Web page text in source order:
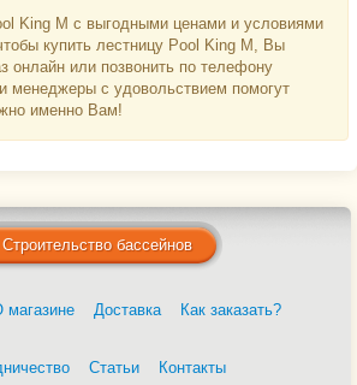
лестниц и перила изготовлены из
стали AISI-304. Лестницы имеют
Крепятся анкерными болтами к
Анкерные болты для
лестницы в комплект не входят и
– от 2 до 5.
King M с выгодными ценами и условиями
купить лестницу Pool King M, Вы
онлайн или позвонить по телефону
менеджеры с удовольствием помогут
именно Вам!
Строительство бассейнов
магазине Доставка Как заказать?
Статьи Контакты